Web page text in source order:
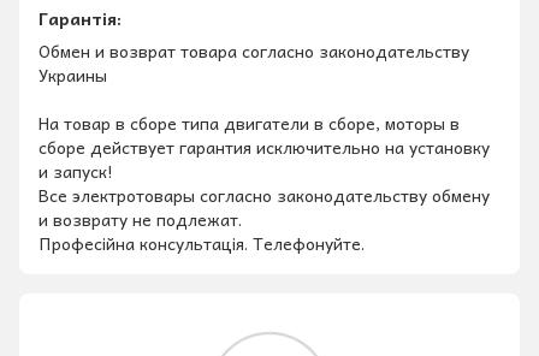
Гарантія:
Обмен и возврат товара согласно законодательству
Украины
На товар в сборе типа двигатели в сборе, моторы в
сборе действует гарантия исключительно на установку
и запуск!
Все электротовары согласно законодательству обмену
и возврату не подлежат.
Професійна консультація. Телефонуйте.